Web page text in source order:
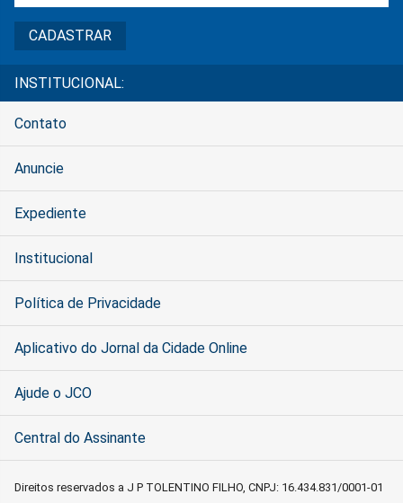
INSTITUCIONAL:
Contato
Anuncie
Expediente
Institucional
Política de Privacidade
Aplicativo do Jornal da Cidade Online
Ajude o JCO
Central do Assinante
Direitos reservados a J P TOLENTINO FILHO, CNPJ: 16.434.831/0001-01